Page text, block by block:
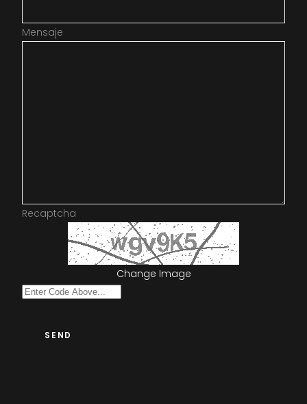
Mensaje
Recaptcha
Change Image